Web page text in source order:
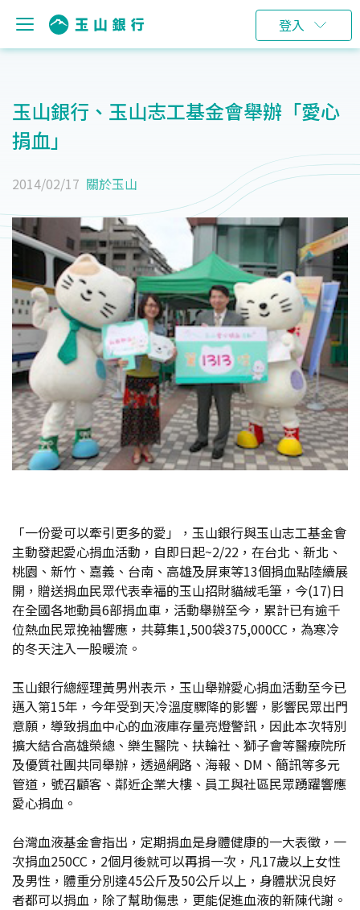
登入
玉山銀行、玉山志工基金會舉辦「愛心
捐血」
2014/02/17 關於玉山
「一份愛可以牽引更多的愛」，玉山銀行與玉山志工基金會
主動發起愛心捐血活動，自即日起~2/22，在台北、新北、
桃園、新竹、嘉義、台南、高雄及屏東等13個捐血點陸續展
開，贈送捐血民眾代表幸福的玉山招財貓絨毛筆，今(17)日
在全國各地動員6部捐血車，活動舉辦至今，累計已有逾千
位熱血民眾挽袖響應，共募集1,500袋375,000CC，為寒冷
的冬天注入一股暖流。
玉山銀行總經理黃男州表示，玉山舉辦愛心捐血活動至今已
邁入第15年，今年受到天冷溫度驟降的影響，影響民眾出門
意願，導致捐血中心的血液庫存量亮燈警訊，因此本次特別
擴大結合高雄榮總、樂生醫院、扶輪社、獅子會等醫療院所
及優質社團共同舉辦，透過網路、海報、DM、簡訊等多元
管道，號召顧客、鄰近企業大樓、員工與社區民眾踴躍響應
愛心捐血。
台灣血液基金會指出，定期捐血是身體健康的一大表徵，一
次捐血250CC，2個月後就可以再捐一次，凡17歲以上女性
及男性，體重分別達45公斤及50公斤以上，身體狀況良好
者都可以捐血，除了幫助傷患，更能促進血液的新陳代謝。